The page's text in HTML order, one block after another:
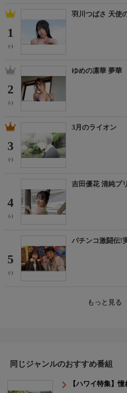
1
(-)
羽川つばさ 天使
2
(-)
ゆめの凛華 夢華
3
(-)
3月のライオン
4
(-)
吉田優花 清純プ
5
(-)
パチンコ激闘伝!
もっと見る
同じジャンルのおすすめ番組
【ハワイ特集】